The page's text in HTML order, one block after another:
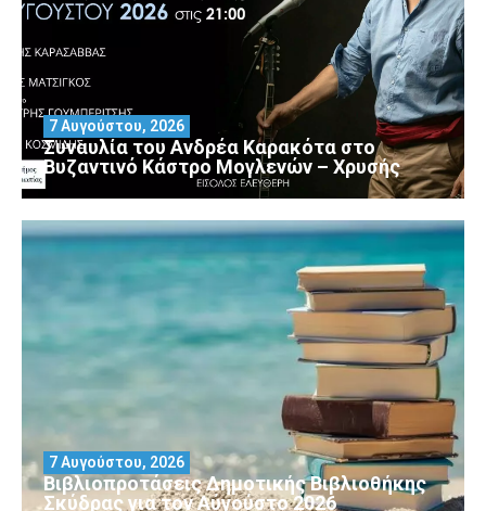
Συναυλία του Ανδρέα Καρακότα στο
Βυζαντινό Κάστρο Μογλενών – Χρυσής
7 Αυγούστου, 2026
Βιβλιοπροτάσεις Δημοτικής Βιβλιοθήκης
Σκύδρας για τον Αύγούστο 2026
7 Αυγούστου, 2026